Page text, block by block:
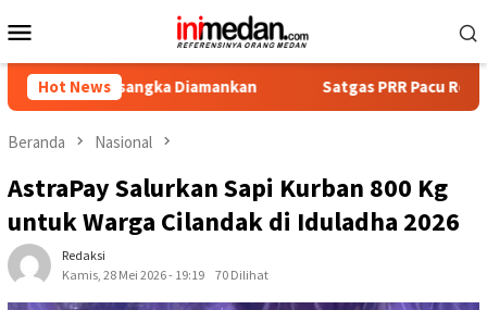
ke
Mobile
Hot News
Diamankan Satgas PRR Pacu Realisasi
Beranda Nasional
AstraPay Salurkan Sapi Kurban 800 Kg
untuk Warga Cilandak di Iduladha 2026
Redaksi
Kamis, 28 Mei 2026 - 19:19
70 Dilihat